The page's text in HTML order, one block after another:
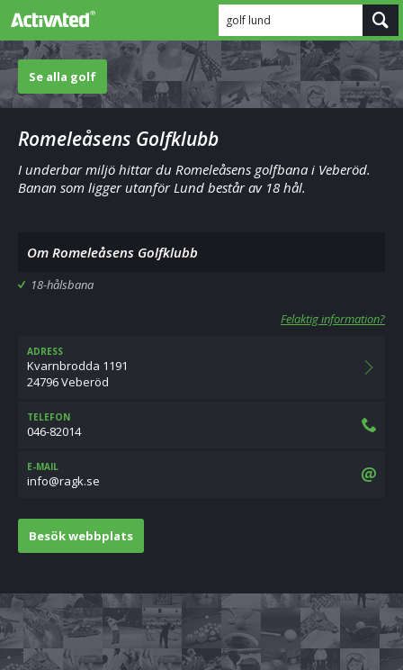
golf lund
Se alla golf
Romeleåsens Golfklubb
I underbar miljö hittar du Romeleåsens golfbana i Veberöd.
Banan som ligger utanför Lund består av 18 hål.
Om Romeleåsens Golfklubb
18-hålsbana
Felaktig information?
ADRESS
Kvarnbrodda 1191
24796 Veberöd
TELEFON
046-82014
E-MAIL
es.kgar@ofni
Besök webbplats